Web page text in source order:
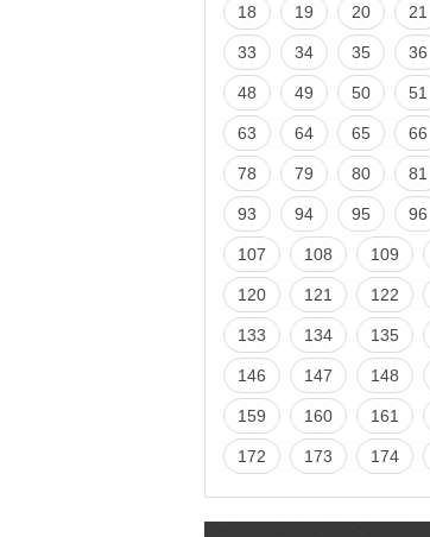
18 19 20 21
33 34 35 36
48 49 50 51
63 64 65 66
78 79 80 81
93 94 95 96
107 108 109
120 121 122
133 134 135
146 147 148
159 160 161
172 173 174